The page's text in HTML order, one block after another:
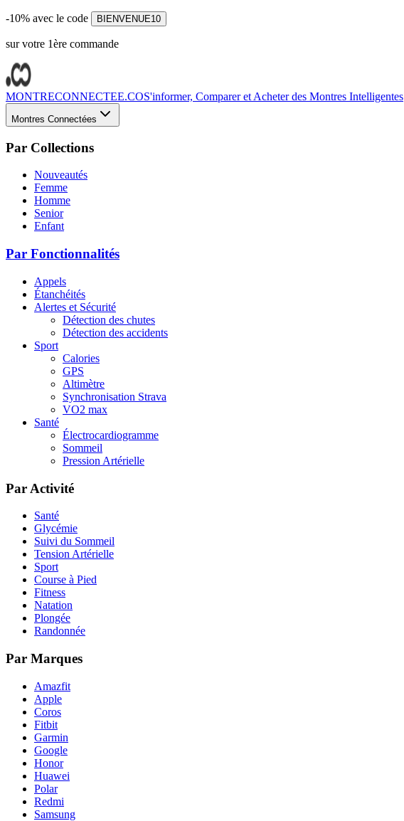
-10% avec le code BIENVENUE10
sur votre 1ère commande
MONTRECONNECTEE.COS'informer, Comparer et Acheter des Montres Intelligentes
Montres Connectées
Par Collections
Nouveautés
Femme
Homme
Senior
Enfant
Par Fonctionnalités
Appels
Étanchéités
Alertes et Sécurité
Détection des chutes
Détection des accidents
Sport
Calories
GPS
Altimètre
Synchronisation Strava
VO2 max
Santé
Électrocardiogramme
Sommeil
Pression Artérielle
Par Activité
Santé
Glycémie
Suivi du Sommeil
Tension Artérielle
Sport
Course à Pied
Fitness
Natation
Plongée
Randonnée
Par Marques
Amazfit
Apple
Coros
Fitbit
Garmin
Google
Honor
Huawei
Polar
Redmi
Samsung